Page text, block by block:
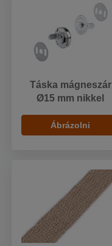
Táska mágneszár
Ø15 mm nikkel
Ábrázolni